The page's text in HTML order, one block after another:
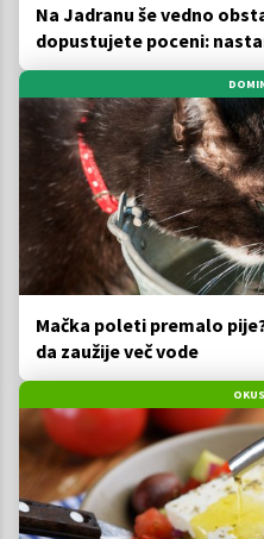
Na Jadranu še vedno
dopustujete poceni:
za pet evrov
Mačka poleti premalo
da zaužije več vode